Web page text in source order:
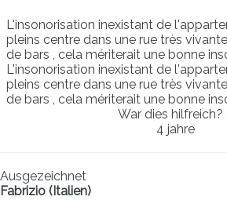
L'insonorisation inexistant de
pleins centre dans une rue très
de bars , cela mériterait une bonne
L'insonorisation inexistant de
pleins centre dans une rue très
de bars , cela mériterait une bonne
War dies hilfreich?
4 jahre
Ausgezeichnet
Fabrizio (Italien)